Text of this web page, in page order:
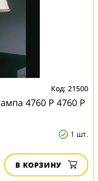
21500
4760 P 4760 P
1 шт.
В КОРЗИНУ